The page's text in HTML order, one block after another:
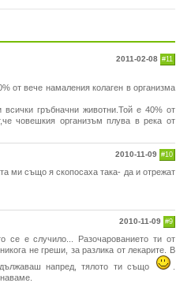
2011-02-08 #11
от вече намаления колаген в организма
гръбначни животни.Той е 40% от
човешкия организъм плува в река от
2010-11-09 #10
ми също я скопосаха така- да и отрежат
2010-11-09 #9
се е случило... Разочарованието ти от
не греши, за разлика от лекарите. В
напред, тялото ти също